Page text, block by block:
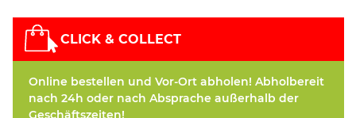
CLICK & COLLECT
Online bestellen und Vor-Ort abholen! Abholbereit
nach 24h oder nach Absprache außerhalb der
Geschäftszeiten!